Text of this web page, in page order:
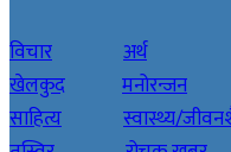
विचार
अर्थ
खेलकुद
मनोरन्जन
साहित्य
स्वास्थ्य/